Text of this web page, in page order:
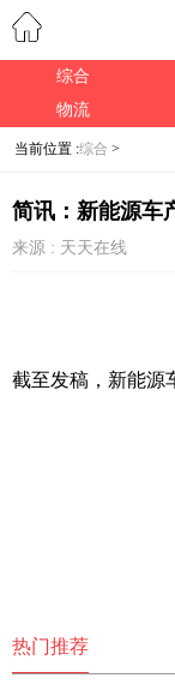
综合
物流
当前位置 :综合 >
简讯：新能源车
来源 : 天天在线
截至发稿，新能源
热门推荐